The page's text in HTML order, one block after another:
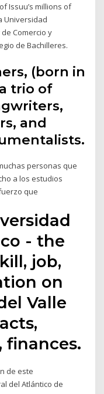
Issuu’s millions of
Universidad
Comercio y
de Bachilleres.
(born in
trio of
and
personas que
a los estudios
que
- the
job,
on
Valle
finances.
de este
del Atlántico de